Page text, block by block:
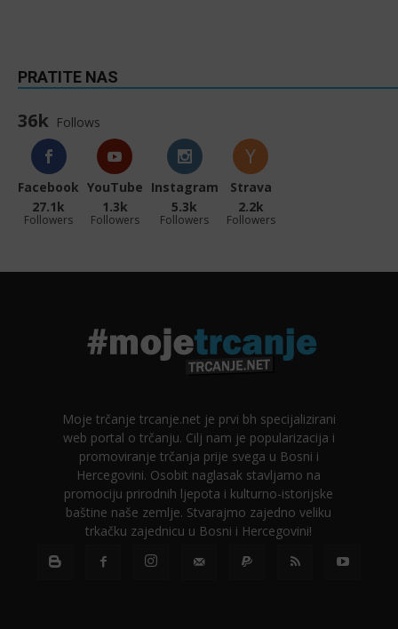
PRATITE NAS
36k Follows
Facebook
27.1k
Followers
YouTube
1.3k
Followers
Instagram
5.3k
Followers
Strava
2.2k
Followers
Moje trčanje trcanje.net je prvi bh specijalizirani
web portal o trčanju. Cilj nam je popularizacija i
promoviranje trčanja prije svega u Bosni i
Hercegovini. Osobit naglasak stavljamo na
promociju prirodnih ljepota i kulturno-istorijske
baštine naše zemlje. Stvarajmo zajedno veliku
trkačku zajednicu u Bosni i Hercegovini!